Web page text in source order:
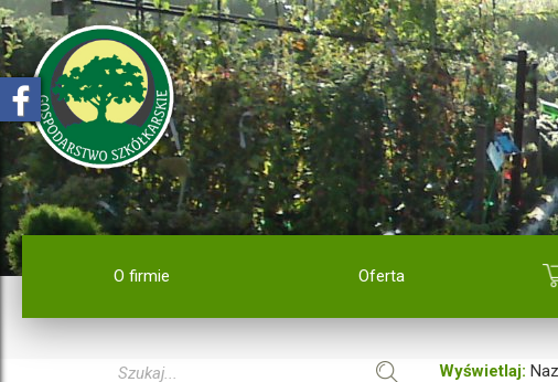
O firmie Oferta
Wyświetlaj: